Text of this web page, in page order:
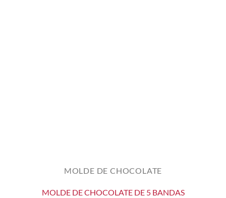
MOLDE DE CHOCOLATE
MOLDE DE CHOCOLATE DE 5 BANDAS